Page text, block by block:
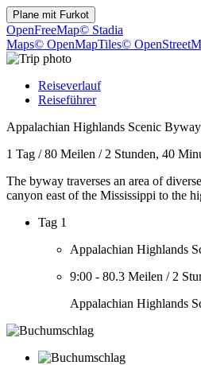
Plane mit Furkot
OpenFreeMap© Stadia
Maps© OpenMapTiles©
Reiseverlauf
Reiseführer
Appalachian Highlands Scenic Byway
1 Tag /80 Meilen / 2 Stunden, 40
The byway traverses an area of
canyon east of the Mississippi to the
Tag 1
Appalachian Highlands
9:00 - 80.3 Meilen / 2
Appalachian Highlands